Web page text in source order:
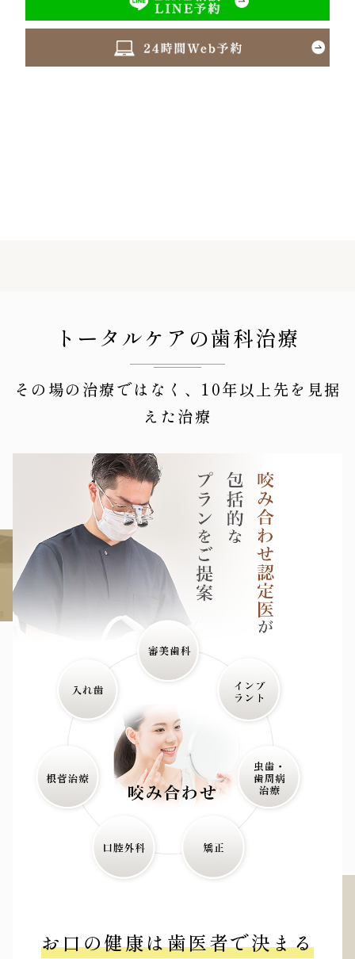
トータルケアの歯科治療
その場の治療ではなく、10年以上先を見据
えた治療
お口の健康は歯医者で決まる